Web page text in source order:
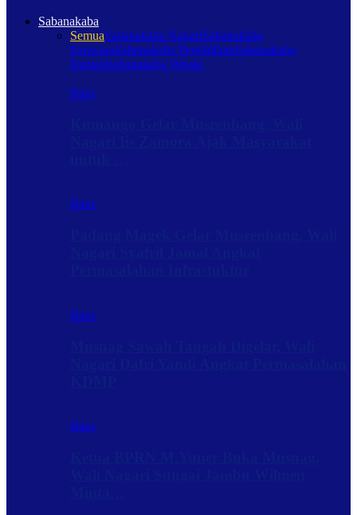
Sabanakaba
SemuaSabanakaba NagariSabanakaba
PariwaraSabanakaba PendidikanSabanakaba
RantauSabanakaba Wisata
Baru
Baru
Baru
Baru